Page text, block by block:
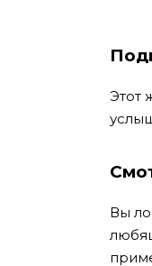
Этот
Вы